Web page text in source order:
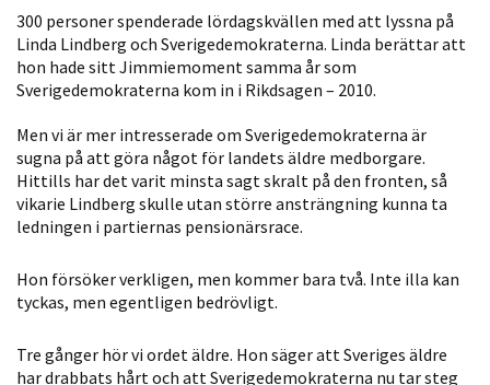
300 personer spenderade lördagskvällen med att lyssna på
Linda Lindberg och Sverigedemokraterna. Linda berättar att
hon hade sitt Jimmiemoment samma år som
Sverigedemokraterna kom in i Rikdsagen – 2010.
Men vi är mer intresserade om Sverigedemokraterna är
sugna på att göra något för landets äldre medborgare.
Hittills har det varit minsta sagt skralt på den fronten, så
vikarie Lindberg skulle utan större ansträngning kunna ta
ledningen i partiernas pensionärsrace.
Hon försöker verkligen, men kommer bara två. Inte illa kan
tyckas, men egentligen bedrövligt.
Tre gånger hör vi ordet äldre. Hon säger att Sveriges äldre
har drabbats hårt och att Sverigedemokraterna nu tar steg
Nödvändiga
Dessa kakor
går inte att
välja bort. De
att hemsidan
över huvud
taget ska
fungera.
kunna